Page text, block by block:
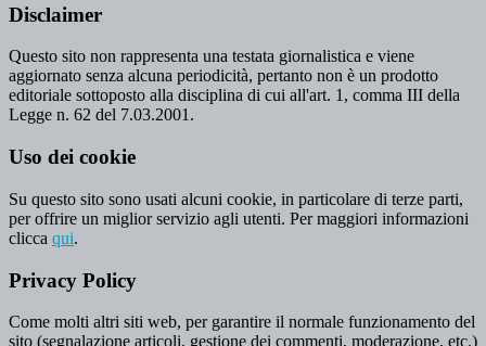
Disclaimer
Questo sito non rappresenta una testata giornalistica e viene
aggiornato senza alcuna periodicità, pertanto non è un prodotto
editoriale sottoposto alla disciplina di cui all'art. 1, comma III della
Legge n. 62 del 7.03.2001.
Uso dei cookie
Su questo sito sono usati alcuni cookie, in particolare di terze parti,
per offrire un miglior servizio agli utenti. Per maggiori informazioni
clicca qui.
Privacy Policy
Come molti altri siti web, per garantire il normale funzionamento del
sito (segnalazione articoli, gestione dei commenti, moderazione, etc.)